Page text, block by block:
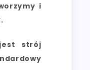
i
strój